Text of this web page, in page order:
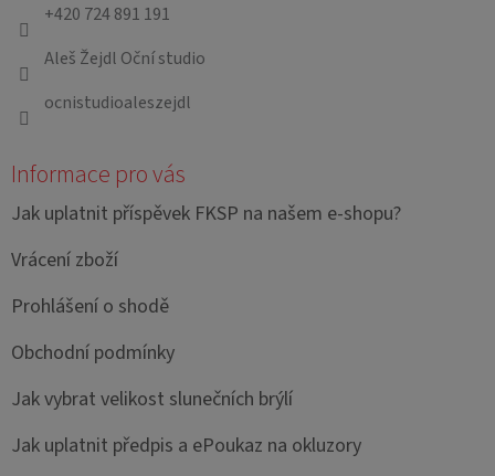
+420 724 891 191
Aleš Žejdl Oční studio
ocnistudioaleszejdl
Informace pro vás
Jak uplatnit příspěvek FKSP na našem e-shopu?
Vrácení zboží
Prohlášení o shodě
Obchodní podmínky
Jak vybrat velikost slunečních brýlí
Jak uplatnit předpis a ePoukaz na okluzory